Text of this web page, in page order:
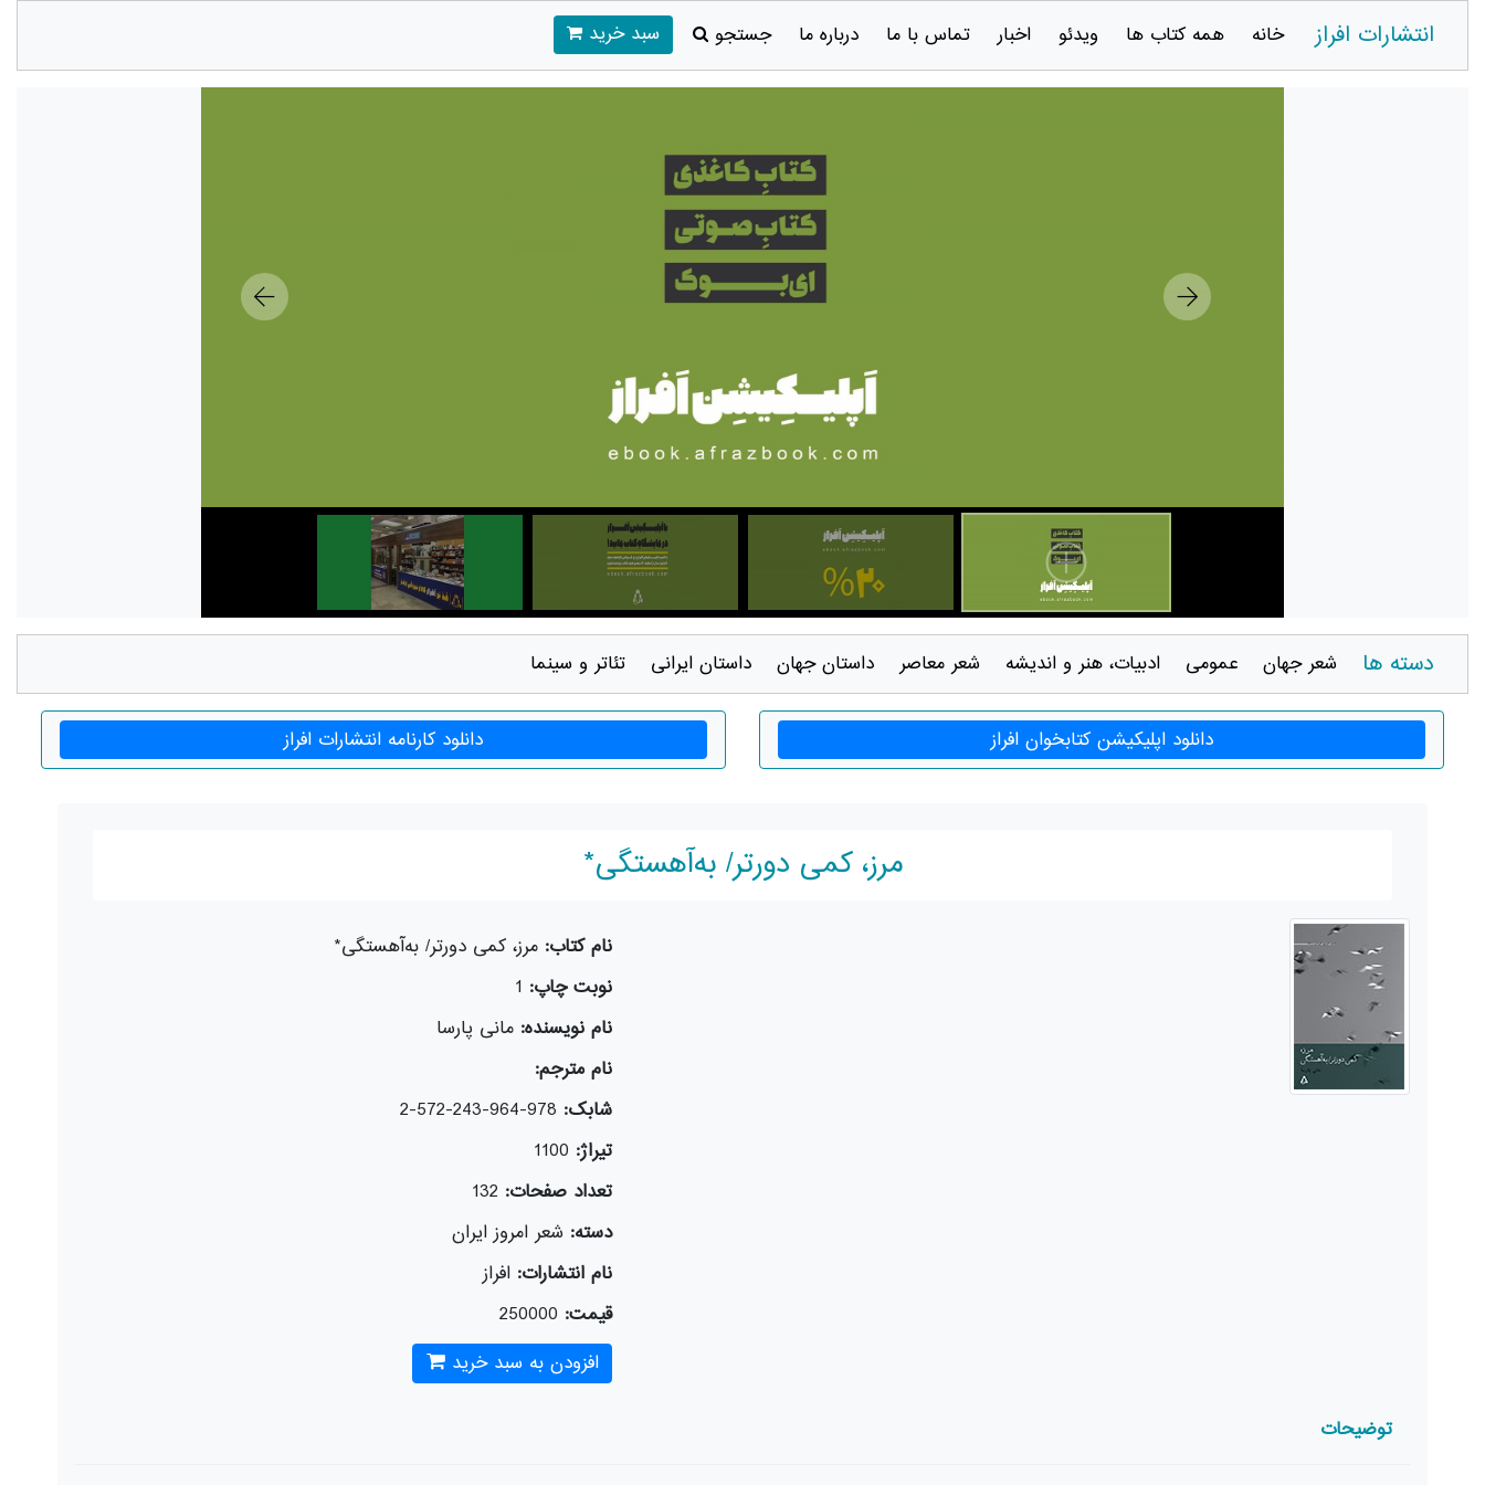
انتشارات افراز خانه همه کتاب ها ویدئو اخبار تماس با ما درباره ما جستجو سبد خرید
دسته ها شعر جهان عمومی ادبيات، هنر و انديشه شعر معاصر داستان جهان داستان ايرانی تئاتر و سينما
دانلود اپلیکیشن کتابخوان افراز دانلود کارنامه انتشارات افراز
مرز، کمی دورتر/ به‌آهستگی*
نام کتاب:مرز، کمی دورتر/ به‌آهستگی*
نوبت چاپ: 1
نام نویسنده:مانی پارسا
نام مترجم:
شابک: 978-964-243-572-2
تیراژ: 1100
تعداد صفحات: 132
دسته: شعر امروز ایران
نام انتشارات:افراز
قیمت: 250000
افزودن به سبد خرید
توضیحات